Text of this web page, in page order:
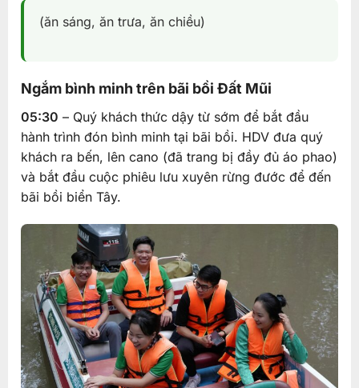
(ăn sáng, ăn trưa, ăn chiều)
Ngắm bình minh trên bãi bồi Đất Mũi
05:30 – Quý khách thức dậy từ sớm để bắt đầu
hành trình đón bình minh tại bãi bồi. HDV đưa quý
khách ra bến, lên cano (đã trang bị đầy đủ áo phao)
và bắt đầu cuộc phiêu lưu xuyên rừng đước để đến
bãi bồi biển Tây.